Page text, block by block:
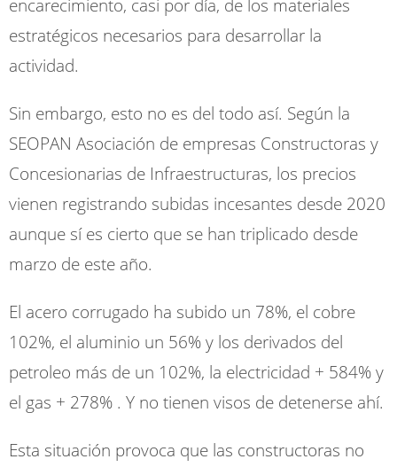
encarecimiento, casi por día, de los materiales
estratégicos necesarios para desarrollar la
actividad.
Sin embargo, esto no es del todo así. Según la
SEOPAN Asociación de empresas Constructoras y
Concesionarias de Infraestructuras, los precios
vienen registrando subidas incesantes desde 2020
aunque sí es cierto que se han triplicado desde
marzo de este año.
El acero corrugado ha subido un 78%, el cobre
102%, el aluminio un 56% y los derivados del
petroleo más de un 102%, la electricidad + 584% y
el gas + 278% . Y no tienen visos de detenerse ahí.
Esta situación provoca que las constructoras no